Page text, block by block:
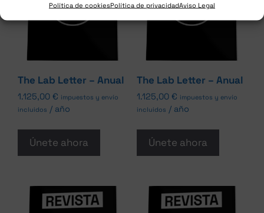
Política de cookiesPolítica de privacidadAviso Legal
The Lab Letter – Anual
1.125,00 € impuestos y envío
incluidos / año
Únete ahora
The Lab Letter – Anual
1.125,00 € impuestos y envío
incluidos / año
Únete ahora